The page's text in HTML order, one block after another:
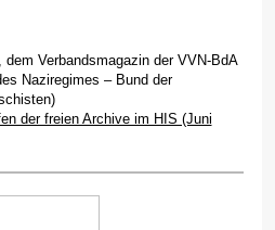
dem Verbandsmagazin der VVN-BdA
Naziregimes – Bund der
der freien Archive im HIS (Juni